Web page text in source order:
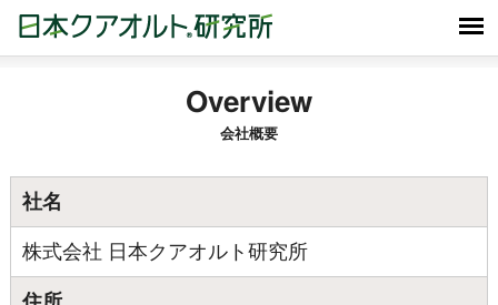
Overview
会社概要
社名
株式会社 日本クアオルト研究所